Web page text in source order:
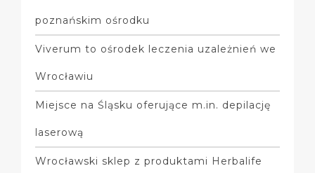
poznańskim ośrodku
Viverum to ośrodek leczenia uzależnień we
Wrocławiu
Miejsce na Śląsku oferujące m.in. depilację
laserową
Wrocławski sklep z produktami Herbalife